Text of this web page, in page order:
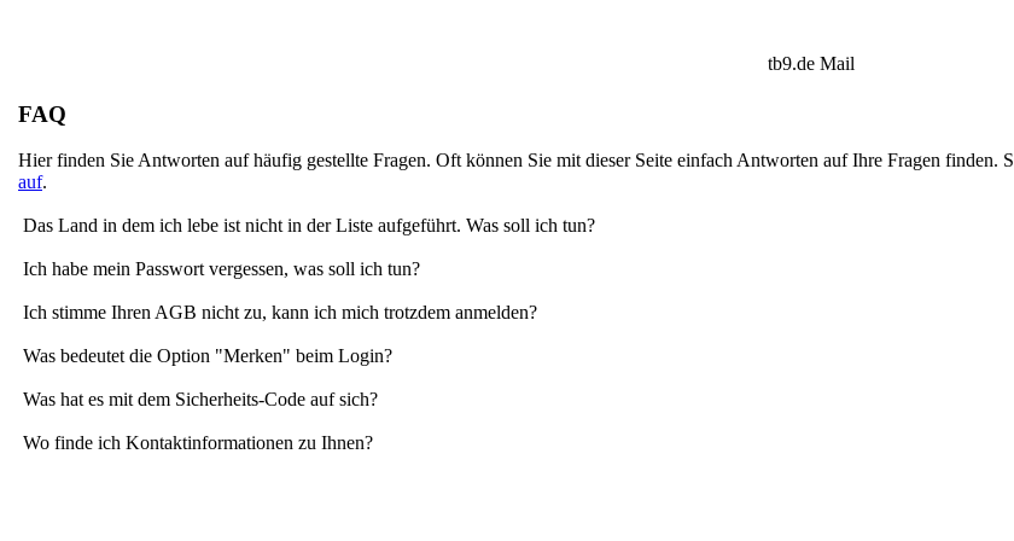
tb9.de Mail
FAQ
Hier finden Sie Antworten auf häufig gestellte Fragen. Oft können Sie mit dieser Seite einfach Antworten auf Ihre Fragen finden.
auf.
Das Land in dem ich lebe ist nicht in der Liste aufgeführt. Was soll ich tun?
Ich habe mein Passwort vergessen, was soll ich tun?
Ich stimme Ihren AGB nicht zu, kann ich mich trotzdem anmelden?
Was bedeutet die Option "Merken" beim Login?
Was hat es mit dem Sicherheits-Code auf sich?
Wo finde ich Kontaktinformationen zu Ihnen?